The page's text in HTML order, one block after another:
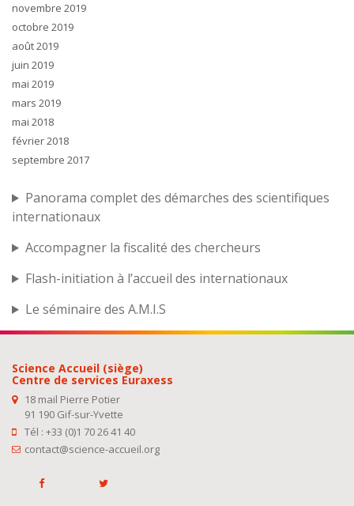
novembre 2019
octobre 2019
août 2019
juin 2019
mai 2019
mars 2019
mai 2018
février 2018
septembre 2017
Panorama complet des démarches des scientifiques
internationaux
Accompagner la fiscalité des chercheurs
Flash-initiation à l’accueil des internationaux
Le séminaire des A.M.I.S
Science Accueil (siège)
Centre de services Euraxess
18 mail Pierre Potier
91 190 Gif-sur-Yvette
Tél : +33 (0)1 70 26 41 40
contact@science-accueil.org